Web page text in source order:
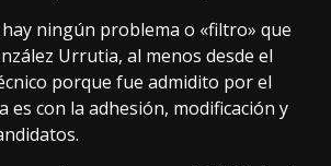
ningún problema o «filtro» que
Urrutia, al menos desde el
porque fue admidito por el
es con la adhesión, modificación y